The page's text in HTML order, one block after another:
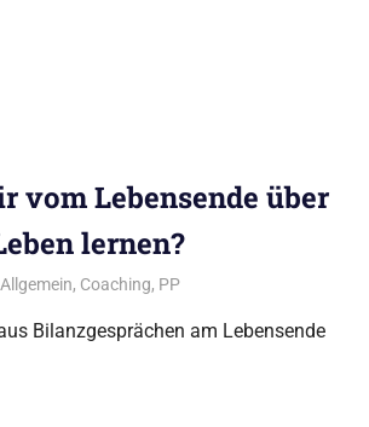
vom Lebensende über
lernen?
Allgemein, Coaching, PP
Bilanzgesprächen am Lebensende